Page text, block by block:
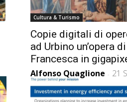
Cultura & Turismo
Copie digitali di
ad Urbino un’opera
Francesca in
Alfonso Quaglione - 21